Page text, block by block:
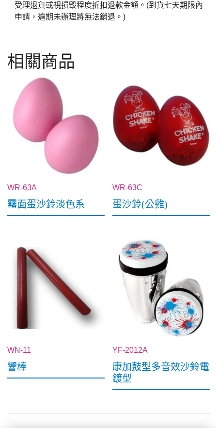
受理退貨或視損毀程度折扣退款金額。(到貨七天期限內
申請，逾期未辦理將無法銷退。)
相關商品
WR-63A
霧面蛋沙鈴淡色系
WR-63C
蛋沙鈴(公雞)
WN-11
響棒
YF-2012A
康加鼓型多音效沙鈴電
鍍型